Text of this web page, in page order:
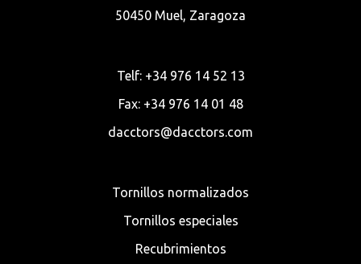
50450 Muel, Zaragoza
Telf: +34 976 14 52 13
Fax: +34 976 14 01 48
dacctors@dacctors.com
Tornillos normalizados
Tornillos especiales
Recubrimientos